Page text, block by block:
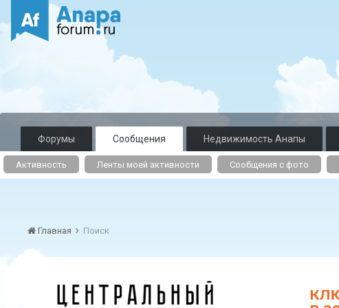
Форумы Сообщения
Активность Ленты моей активности Сообщения с фото
Недвижимость Анапы
Главная Поиск